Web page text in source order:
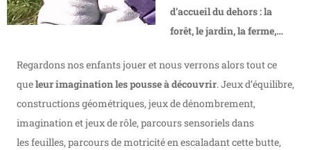
d’accueil du dehors : la
forêt, le jardin, la ferme,…
Regardons nos enfants jouer et nous verrons alors tout ce
queleur imagination les pousse à découvrir. Jeux d’équilibre,
constructions géométriques, jeux de dénombrement,
imagination et jeux de rôle, parcours sensoriels dans
les feuilles, parcours de motricité en escaladant cette butte,